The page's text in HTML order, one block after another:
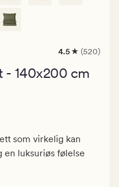
520
med
4.5 (520)
- 140x200 cm
som virkelig kan
en luksuriøs følelse